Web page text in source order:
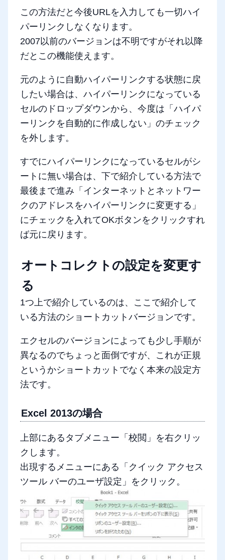
この方法だと今後URLを入力しても一切ハイ
パーリンクしなくなります。
2007以前のバージョンは不明ですがそれ以降
だとこの機能使えます。
元のように自動ハイパーリンクする状態に戻
したい場合は、ハイパーリンクになっている
セルのドロップダウンから、今度は「ハイパ
ーリンクを自動的に作成しない」のチェック
を外します。
すでにハイパーリンクになっているセルがシ
ートに無い場合は、下で紹介している方法で
最後まで進み「インターネットとネットワー
クのアドレスをハイパーリンクに変更する」
にチェックを入れてOKボタンをクリックすれ
ば元に戻ります。
オートコレクトの設定を変更す
る
1つ上で紹介しているのは、ここで紹介して
いる方法のショートカットバージョンです。
エクセルのバージョンによっても少し手順が
異なるのでちょっと面倒ですが、これが正規
というかショートカットでなく本来の設定方
法です。
Excel 2013の場合
上部にあるタブメニュー「校閲」を右クリッ
クします。
出現するメニューにある「クイック アクセス
ツール バーのユーザ設定」をクリック。